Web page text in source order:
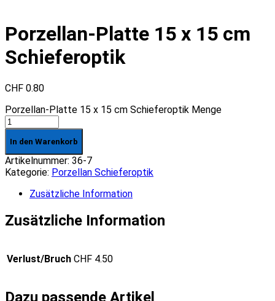
Porzellan-Platte 15 x 15 cm
Schieferoptik
CHF 0.80
Porzellan-Platte 15 x 15 cm Schieferoptik Menge
In den Warenkorb
Artikelnummer: 36-7
Kategorie: Porzellan Schieferoptik
Zusätzliche Information
Zusätzliche Information
Verlust/Bruch CHF 4.50